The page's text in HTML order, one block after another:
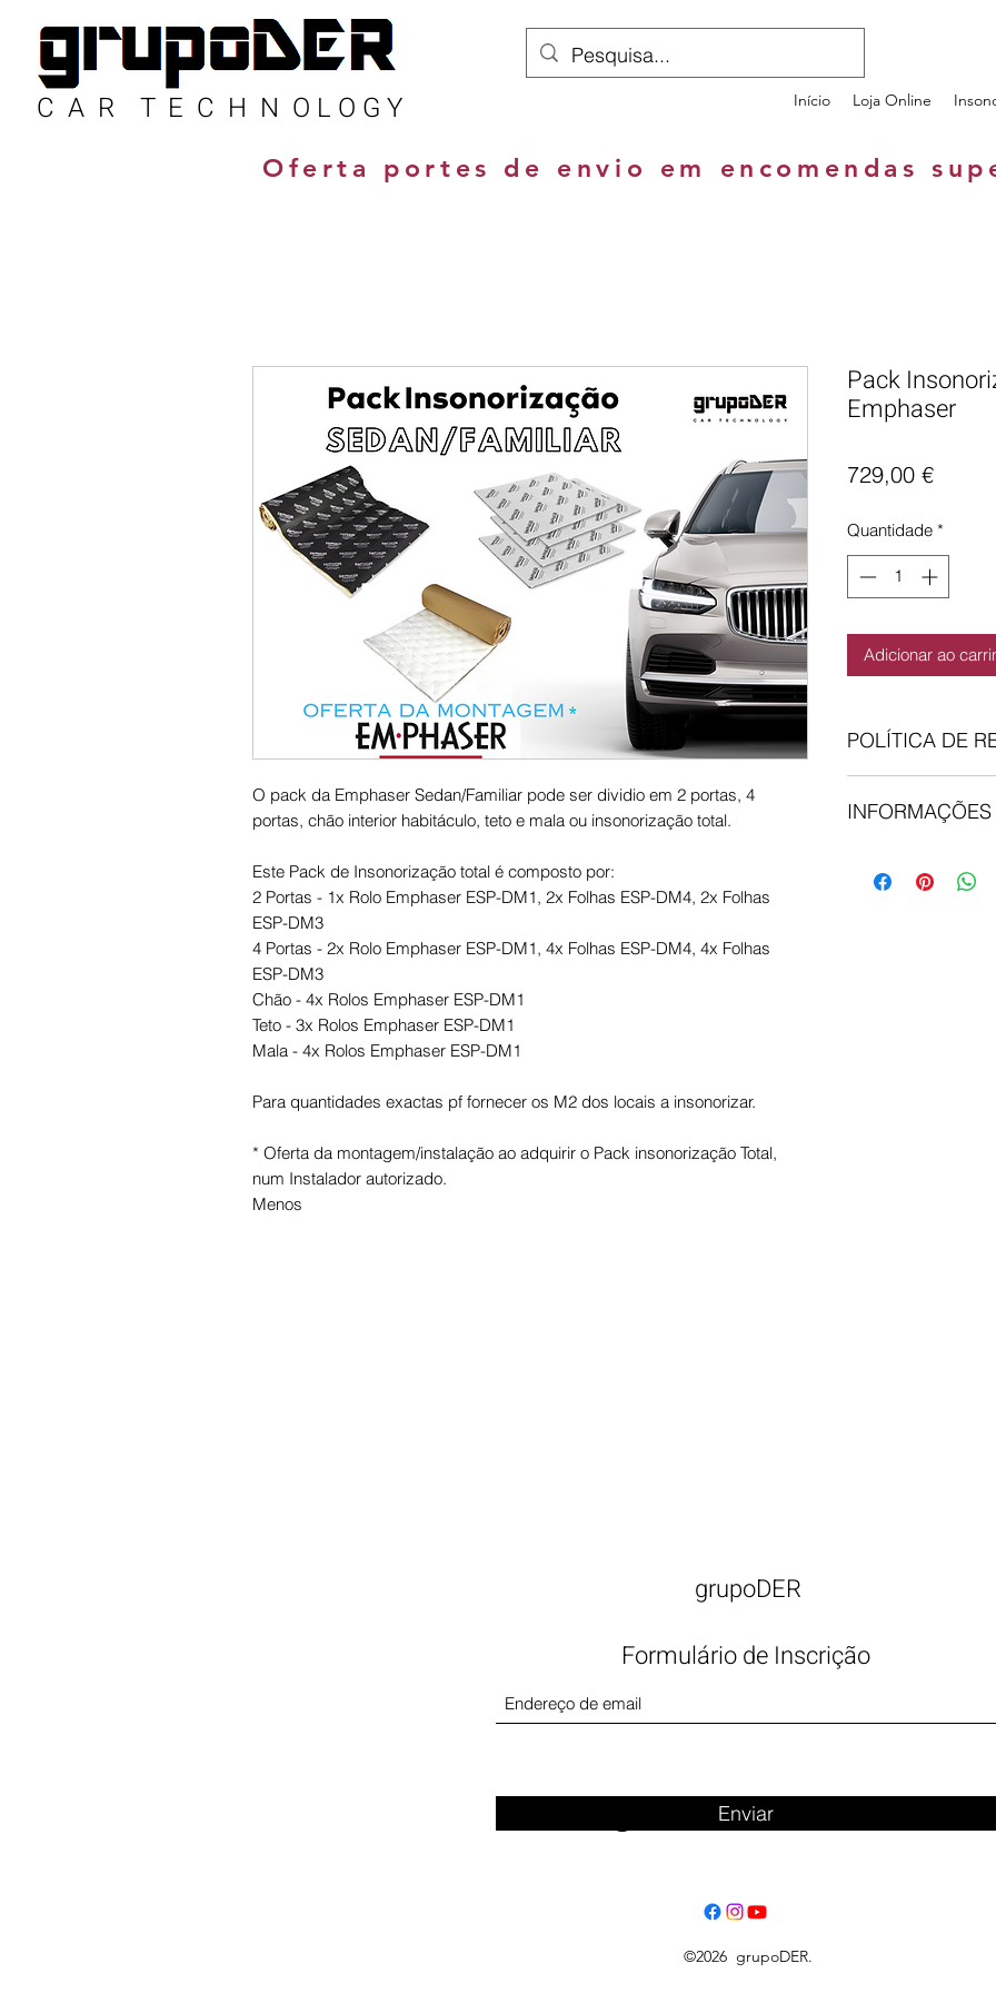
C A R T E C H N O L O G Y
Início
Loja Online
Oferta portes de envio em encomendas
O pack da Emphaser Sedan/Familiar pode ser dividio em 2 portas, 4
portas, chão interior habitáculo, teto e mala ou insonorização total.
Este Pack de Insonorização total é composto por:
2 Portas - 1x Rolo Emphaser ESP-DM1, 2x Folhas ESP-DM4, 2x Folhas
ESP-DM3
4 Portas - 2x Rolo Emphaser ESP-DM1, 4x Folhas ESP-DM4, 4x Folhas
ESP-DM3
Chão - 4x Rolos Emphaser ESP-DM1
Teto - 3x Rolos Emphaser ESP-DM1
Mala - 4x Rolos Emphaser ESP-DM1
Para quantidades exactas pf fornecer os M2 dos locais a insonorizar.
* Oferta da montagem/instalação ao adquirir o Pack insonorização Total,
num Instalador autorizado.
Menos
Pack
Emphaser
729,00 €Preço
Quantidade *
Adicionar ao
POLÍTICA DE
não está
utilizado e esteja
dia, senão são
grupoDER
Formulário de Inscrição
Enviar
©2026 grupoDER.